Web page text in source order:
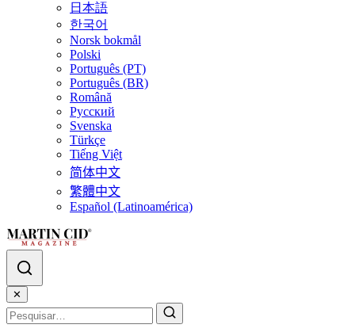
日本語
한국어
Norsk bokmål
Polski
Português (PT)
Português (BR)
Română
Русский
Svenska
Türkçe
Tiếng Việt
简体中文
繁體中文
Español (Latinoamérica)
✕